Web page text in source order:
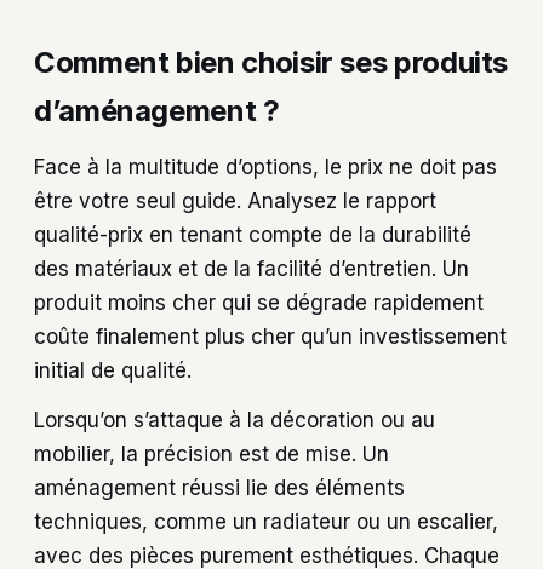
Comment bien choisir ses produits
d’aménagement ?
Face à la multitude d’options, le prix ne doit pas
être votre seul guide. Analysez le rapport
qualité-prix en tenant compte de la durabilité
des matériaux et de la facilité d’entretien. Un
produit moins cher qui se dégrade rapidement
coûte finalement plus cher qu’un investissement
initial de qualité.
Lorsqu’on s’attaque à la décoration ou au
mobilier, la précision est de mise. Un
aménagement réussi lie des éléments
techniques, comme un radiateur ou un escalier,
avec des pièces purement esthétiques. Chaque